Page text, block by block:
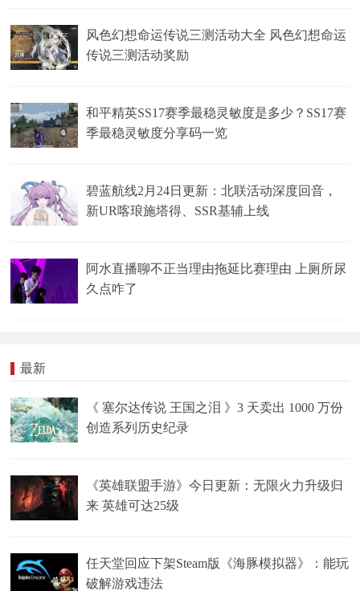
风色幻想命运传说三测活动大全 风色幻想命运
传说三测活动奖励
和平精英SS17赛季最稳灵敏度是多少？SS17赛
季最稳灵敏度分享码一览
碧蓝航线2月24日更新：北联活动深度回音，
新UR喀琅施塔得、SSR基辅上线
阿水直播聊不正当理由拖延比赛理由 上厕所尿
久点咋了
最新
《 塞尔达传说 王国之泪 》3 天卖出 1000 万份
创造系列历史纪录
《英雄联盟手游》今日更新：无限火力升级归
来 英雄可达25级
任天堂回应下架Steam版《海豚模拟器》：能玩
破解游戏违法